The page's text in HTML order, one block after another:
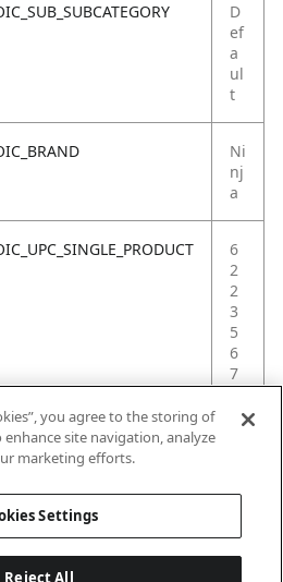
D
ef
a
ul
t
Ni
nj
a
6
2
2
3
5
6
7
1
you agree to the storing of
site navigation, analyze
marketing efforts.
Settings
Reject All